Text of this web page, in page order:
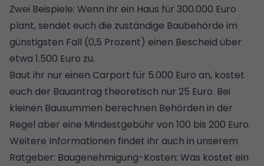
Zwei Beispiele: Wenn ihr ein Haus für 300.000 Euro
plant, sendet euch die zuständige Baubehörde im
günstigsten Fall (0,5 Prozent) einen Bescheid über
etwa 1.500 Euro zu.
Baut ihr nur einen Carport für 5.000 Euro an, kostet
euch der Bauantrag theoretisch nur 25 Euro. Bei
kleinen Bausummen berechnen Behörden in der
Regel aber eine Mindestgebühr von 100 bis 200 Euro.
Weitere Informationen findet ihr auch in unserem
Ratgeber: Baugenehmigung-Kosten: Was kostet ein